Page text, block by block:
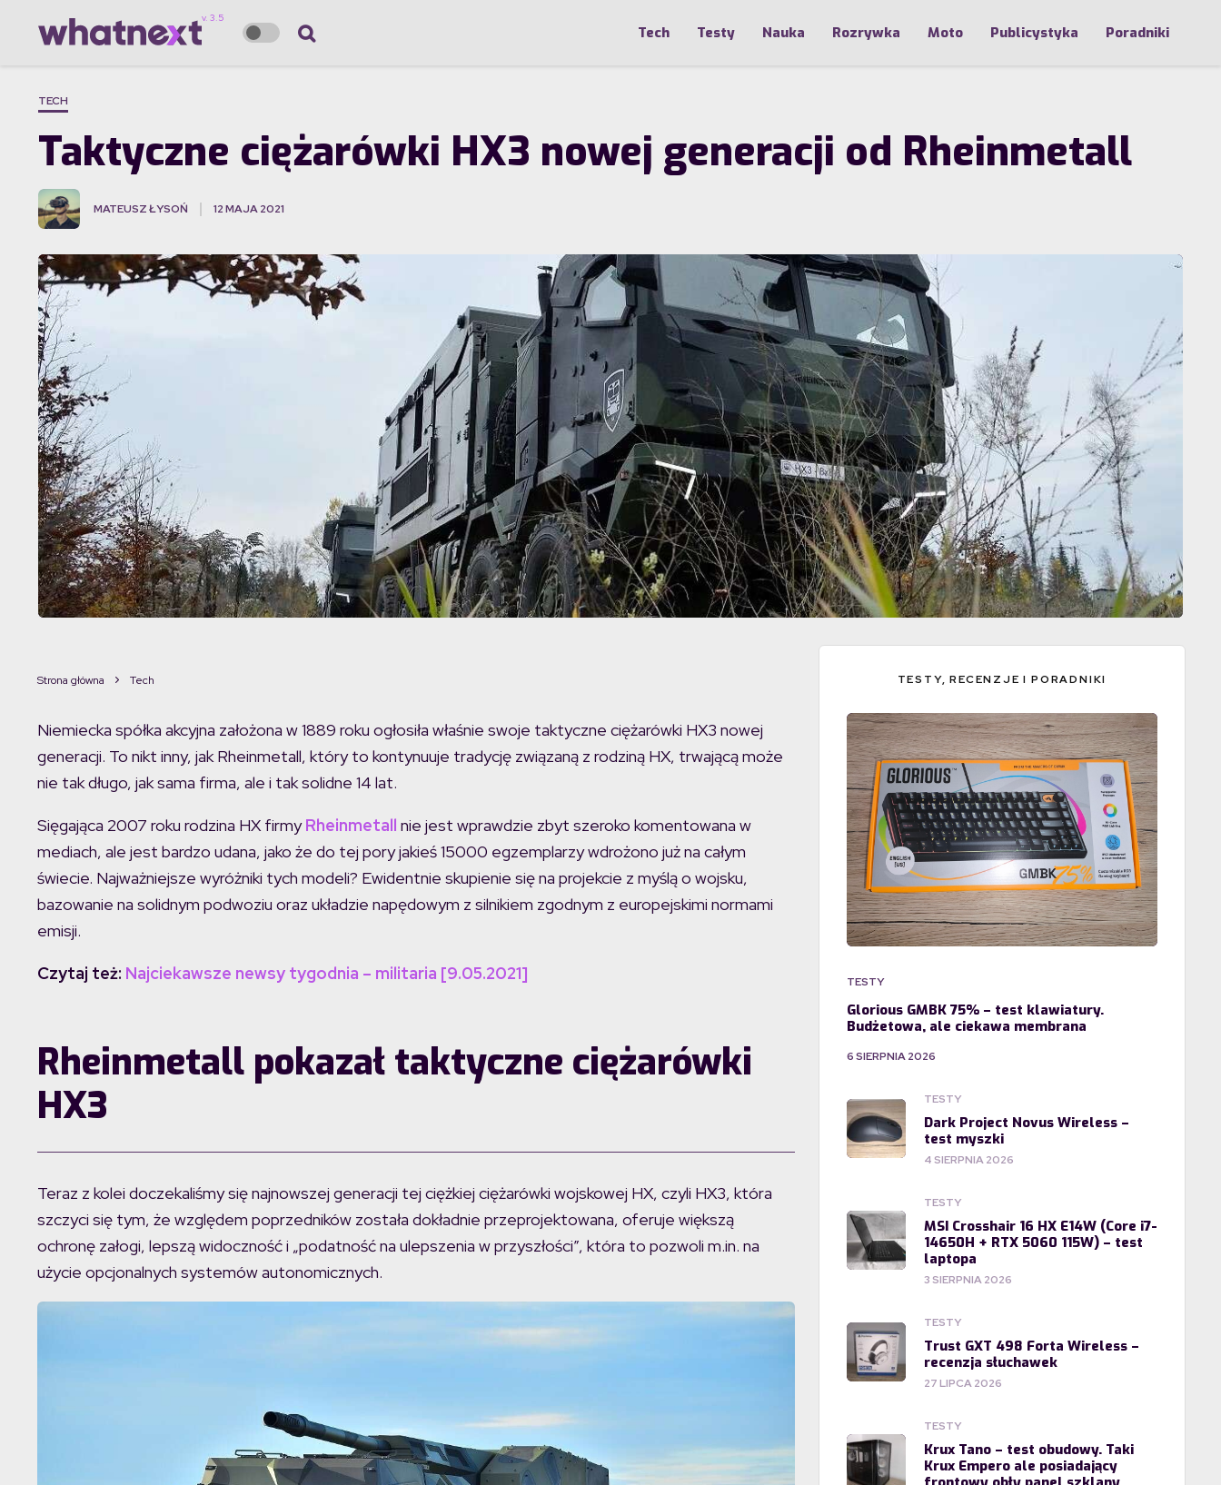
Tech Testy Nauka Rozrywka Moto Publicystyka Poradniki
TECH
Taktyczne ciężarówki HX3 nowej generacji od Rheinmetall
MATEUSZ ŁYSOŃ 12 MAJA 2021
Strona główna Tech
Niemiecka spółka akcyjna założona w 1889 roku ogłosiła właśnie swoje taktyczne ciężarówki HX3 nowej
generacji. To nikt inny, jak Rheinmetall, który to kontynuuje tradycję związaną z rodziną HX, trwającą może
nie tak długo, jak sama firma, ale i tak solidne 14 lat.
Sięgająca 2007 roku rodzina HX firmyRheinmetall nie jest wprawdzie zbyt szeroko komentowana w
mediach, ale jest bardzo udana, jako że do tej pory jakieś 15000 egzemplarzy wdrożono już na całym
świecie. Najważniejsze wyróżniki tych modeli? Ewidentnie skupienie się na projekcie z myślą o wojsku,
bazowanie na solidnym podwoziu oraz układzie napędowym z silnikiem zgodnym z europejskimi normami
emisji.
Czytaj też: Najciekawsze newsy tygodnia – militaria [9.05.2021]
Rheinmetall pokazał taktyczne ciężarówki
HX3
Teraz z kolei doczekaliśmy się najnowszej generacji tej ciężkiej ciężarówki wojskowej HX, czyli HX3, która
szczyci się tym, że względem poprzedników została dokładnie przeprojektowana, oferuje większą
ochronę załogi, lepszą widoczność i „podatność na ulepszenia w przyszłości”, która to pozwoli m.in. na
użycie opcjonalnych systemów autonomicznych.
TESTY, RECENZJE I PORADNIKI
TESTY
Glorious GMBK 75% – test klawiatury.
Budżetowa, ale ciekawa membrana
6 SIERPNIA 2026
TESTY
Dark Project Novus Wireless –
test myszki
4 SIERPNIA 2026
TESTY
MSI Crosshair 16 HX E14W (Core i7-
14650H + RTX 5060 115W) – test
laptopa
3 SIERPNIA 2026
TESTY
Trust GXT 498 Forta Wireless –
recenzja słuchawek
27 LIPCA 2026
TESTY
Krux Tano – test obudowy. Taki
Krux Empero ale posiadający